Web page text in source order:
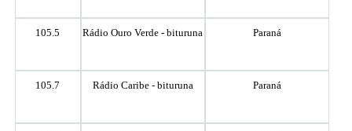
105.5 Rádio Ouro Verde - bituruna Paraná
105.7 Rádio Caribe - bituruna Paraná